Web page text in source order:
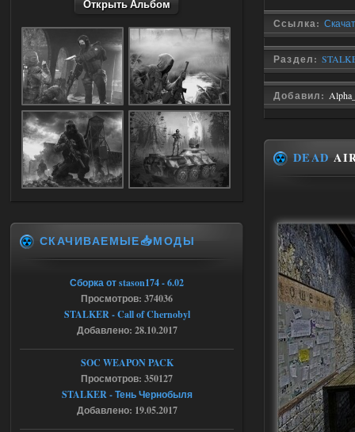
Ссылка:
Раздел:
Добавил:
DEAD
stalker673920
где пароль?
Ответить ➤
05.08.2026
Dead Air: Refined
09:03
Stalker-Mods-Clan-su
Доступно только для пользователей
Объединенный Пак 2 + OGSR +
STCoP WP 3.4
Stalker-Mods-Clan-su
Доступно только для пользователей
Ответить ➤
Объединенный Пак 2 + OGSR +
STCoP WP 3.4
Открыть Альбом
СКАЧИВАЕМЫЕ📥МОДЫ
Сборка от stason174 - 6.02
Просмотров: 374036
STALKER - Call of Chernobyl
Добавлено: 28.10.2017
SOC WEAPON PACK
Просмотров: 350127
STALKER - Тень Чернобыля
Добавлено: 19.05.2017